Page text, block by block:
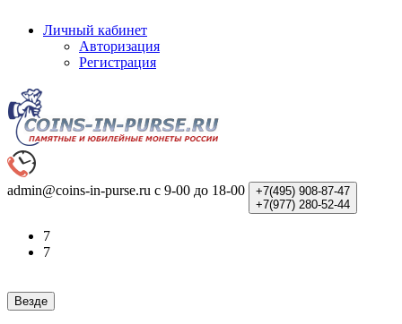
Личный кабинет
Авторизация
Регистрация
admin@coins-in-purse.ru с 9-00 до 18-00 +7(495) 908-87-47
+7(977) 280-52-44
7
7
Везде